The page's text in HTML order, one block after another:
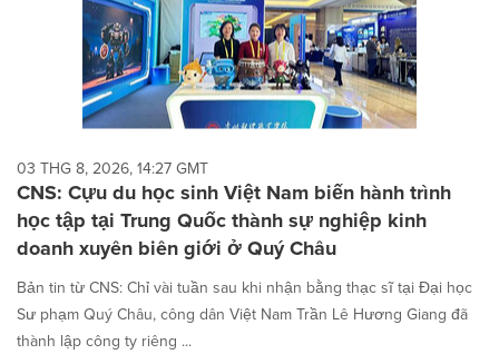
03 THG 8, 2026, 14:27 GMT
CNS: Cựu du học sinh Việt Nam biến hành trình
học tập tại Trung Quốc thành sự nghiệp kinh
doanh xuyên biên giới ở Quý Châu
Bản tin từ CNS: Chỉ vài tuần sau khi nhận bằng thạc sĩ tại Đại học
Sư phạm Quý Châu, công dân Việt Nam Trần Lê Hương Giang đã
thành lập công ty riêng ...